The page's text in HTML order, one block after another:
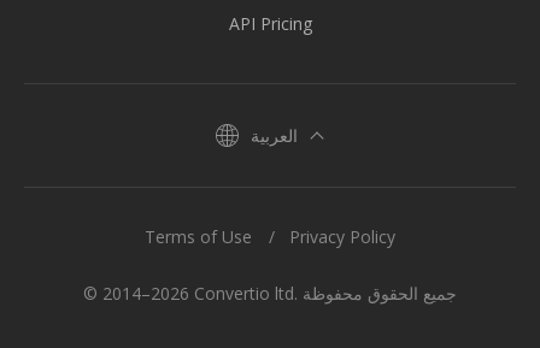
API Pricing
العربية
© 2014–2026 Convertio ltd. جميع الحقوق محفوظة
Terms of Use Privacy Policy